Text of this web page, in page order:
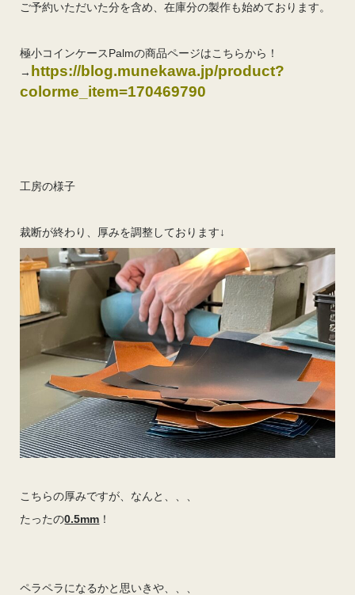
ご予約いただいた分を含め、在庫分の製作も始めております。
極小コインケースPalmの商品ページはこちらから！
→ https://blog.munekawa.jp/product?
colorme_item=170469790
工房の様子
裁断が終わり、厚みを調整しております↓
こちらの厚みですが、なんと、、、
たったの0.5mm ！
ペラペラになるかと思いきや、、、